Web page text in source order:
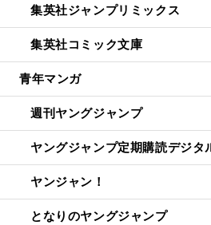
集英社ジャンプリミックス
集英社コミック文庫
青年マンガ
週刊ヤングジャンプ
ヤングジャンプ定期購読デジタ
ヤンジャン！
となりのヤングジャンプ